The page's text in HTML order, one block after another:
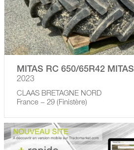
MITAS RC 650/65R42 MITAS
2023
CLAAS BRETAGNE NORD
France − 29 (Finistère)